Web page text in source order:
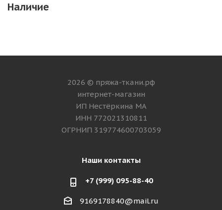
Наличие
2026 © пряжа-ткани.рф
интернет-магазин
ИП Нестёркина МА
ИНН 772021310811
ОГРНИП 319774600703059
Наши контакты
+7 (999) 095-88-40
9169178840@mail.ru